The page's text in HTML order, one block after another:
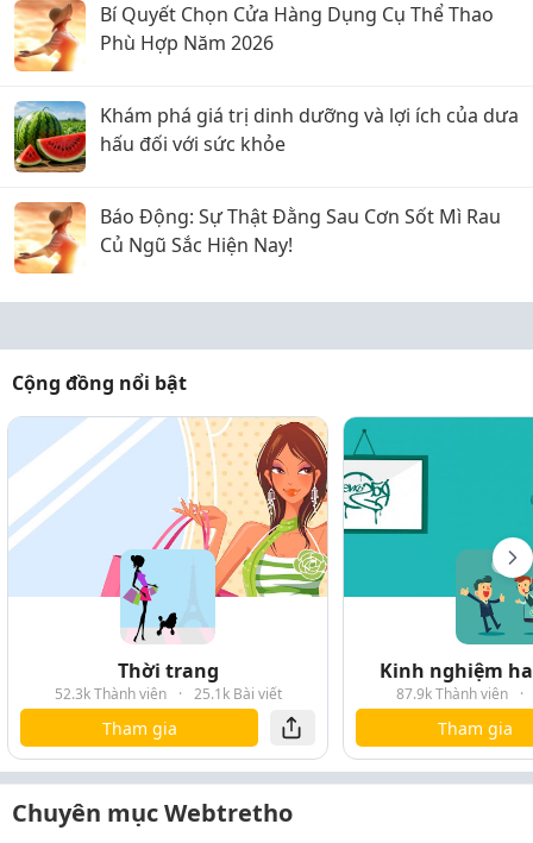
Bí Quyết Chọn Cửa Hàng Dụng Cụ Thể Thao
Phù Hợp Năm 2026
Khám phá giá trị dinh dưỡng và lợi ích của dưa
hấu đối với sức khỏe
Báo Động: Sự Thật Đằng Sau Cơn Sốt Mì Rau
Củ Ngũ Sắc Hiện Nay!
Cộng đồng nổi bật
Thời trang
52.3k Thành viên · 25.1k Bài viết
Tham gia
Kinh nghiệm
87.9k Thành viên ·
Tham gia
Chuyên mục Webtretho